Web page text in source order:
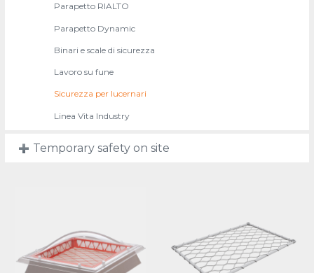
Parapetto RIALTO
Parapetto Dynamic
Binari e scale di sicurezza
Lavoro su fune
Sicurezza per lucernari
Linea Vita Industry
Temporary safety on site